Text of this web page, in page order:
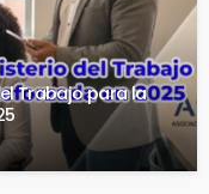
Trabajo para la